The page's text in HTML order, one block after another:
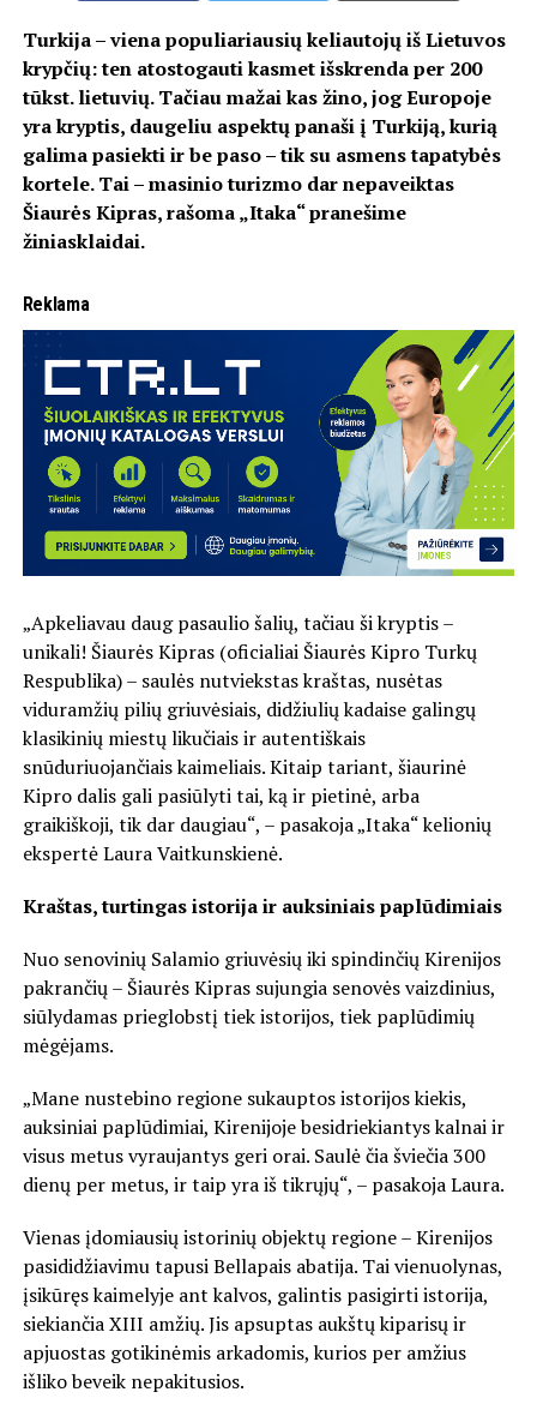
Turkija – viena populiariausių keliautojų iš Lietuvos
krypčių: ten atostogauti kasmet išskrenda per 200
tūkst. lietuvių. Tačiau mažai kas žino, jog Europoje
yra kryptis, daugeliu aspektų panaši į Turkiją, kurią
galima pasiekti ir be paso – tik su asmens tapatybės
kortele. Tai – masinio turizmo dar nepaveiktas
Šiaurės Kipras, rašoma „Itaka“ pranešime
žiniasklaidai.
Reklama
„Apkeliavau daug pasaulio šalių, tačiau ši kryptis –
unikali! Šiaurės Kipras (oficialiai Šiaurės Kipro Turkų
Respublika) – saulės nutviekstas kraštas, nusėtas
viduramžių pilių griuvėsiais, didžiulių kadaise galingų
klasikinių miestų likučiais ir autentiškais
snūduriuojančiais kaimeliais. Kitaip tariant, šiaurinė
Kipro dalis gali pasiūlyti tai, ką ir pietinė, arba
graikiškoji, tik dar daugiau“, – pasakoja „Itaka“ kelionių
ekspertė Laura Vaitkunskienė.
Kraštas, turtingas istorija ir auksiniais paplūdimiais
Nuo senovinių Salamio griuvėsių iki spindinčių Kirenijos
pakrančių – Šiaurės Kipras sujungia senovės vaizdinius,
siūlydamas prieglobstį tiek istorijos, tiek paplūdimių
mėgėjams.
„Mane nustebino regione sukauptos istorijos kiekis,
auksiniai paplūdimiai, Kirenijoje besidriekiantys kalnai ir
visus metus vyraujantys geri orai. Saulė čia šviečia 300
dienų per metus, ir taip yra iš tikrųjų“, – pasakoja Laura.
Vienas įdomiausių istorinių objektų regione – Kirenijos
pasididžiavimu tapusi Bellapais abatija. Tai vienuolynas,
įsikūręs kaimelyje ant kalvos, galintis pasigirti istorija,
siekiančia XIII amžių. Jis apsuptas aukštų kiparisų ir
apjuostas gotikinėmis arkadomis, kurios per amžius
išliko beveik nepakitusios.